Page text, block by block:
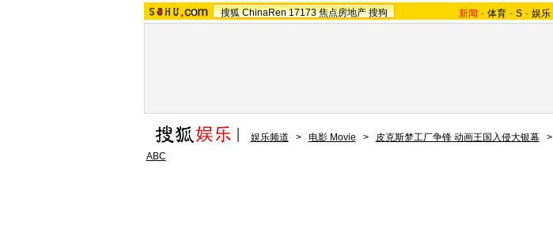
搜狐 ChinaRen 17173 焦点房地产 搜狗 新闻 - 体育 - S - 娱乐
娱乐频道 > 电影 Movie > 皮克斯梦工厂争锋 动画王国入侵大银幕 >
ABC